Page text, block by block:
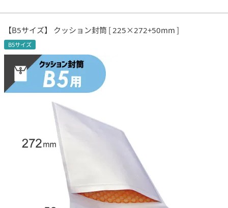
【B5サイズ】 クッション封筒 [ 225×272+50mm ]
B5サイズ